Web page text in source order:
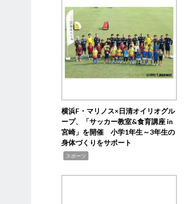
横浜F・マリノス×日清オイリオグル
ープ、「サッカー教室&食育講座 in
宮崎」を開催 小学1年生～3年生の
身体づくりをサポート
スポーツ